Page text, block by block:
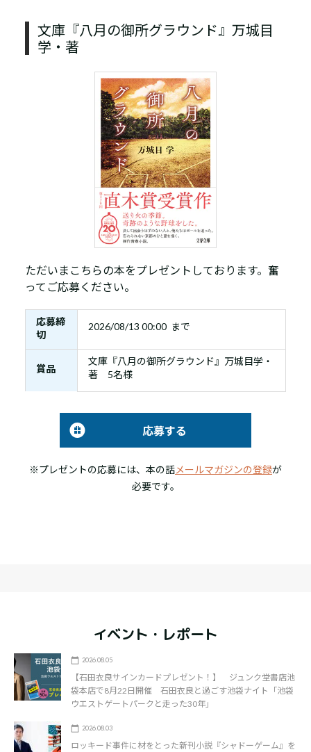
文庫『八月の御所グラウンド』万城目
学・著
ただいまこちらの本をプレゼントしております。奮
ってご応募ください。
応募締
切
2026/08/13 00:00 まで
賞品
文庫『八月の御所グラウンド』万城目学・
著 5名様
応募する
※プレゼントの応募には、本の話メールマガジンの登録が
必要です。
イベント・レポート
2026.08.05
【石田衣良サインカードプレゼント！】 ジュンク堂書店池
袋本店で8月22日開催 石田衣良と過ごす池袋ナイト「池袋
ウエストゲートパークと走った30年」
2026.08.03
ロッキード事件に材をとった新刊小説『シャドーゲーム』を